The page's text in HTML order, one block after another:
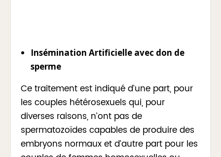
Insémination Artificielle avec don de
sperme
Ce traitement est indiqué d’une part, pour
les couples hétérosexuels qui, pour
diverses raisons, n’ont pas de
spermatozoïdes capables de produire des
embryons normaux et d’autre part pour les